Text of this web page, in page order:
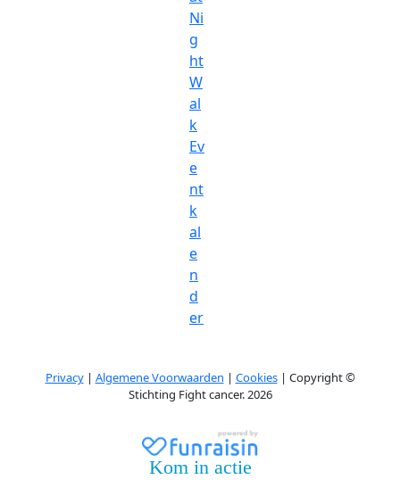
Ni
g
ht
W
al
k
Ev
e
nt
k
al
e
n
d
er
Privacy| Algemene Voorwaarden | Cookies| Copyright ©
Stichting Fight cancer. 2026
Kom in actie